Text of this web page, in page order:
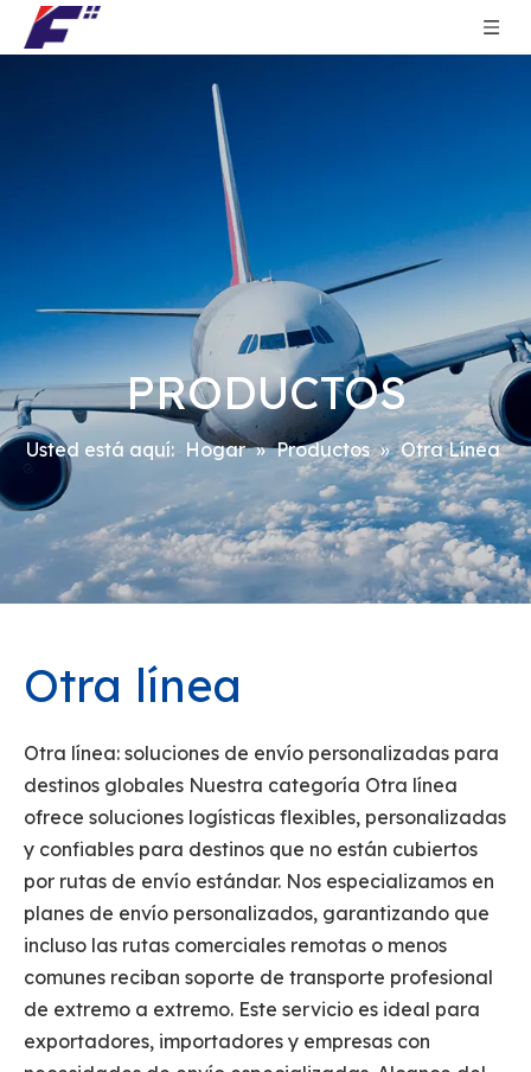
PRODUCTOS
Usted está aquí: Hogar » Productos » Otra Línea
Otra línea
Otra línea: soluciones de envío personalizadas para
destinos globales Nuestra categoría Otra línea
ofrece soluciones logísticas flexibles, personalizadas
y confiables para destinos que no están cubiertos
por rutas de envío estándar. Nos especializamos en
planes de envío personalizados, garantizando que
incluso las rutas comerciales remotas o menos
comunes reciban soporte de transporte profesional
de extremo a extremo. Este servicio es ideal para
exportadores, importadores y empresas con